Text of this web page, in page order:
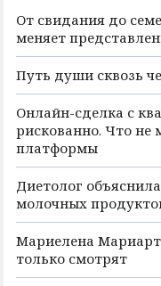
От свидания до
меняет
Путь души сквозь
Онлайн-сделка с
рискованно. Что не
платформы
Диетолог
молочных
Мариелена
только смотрят